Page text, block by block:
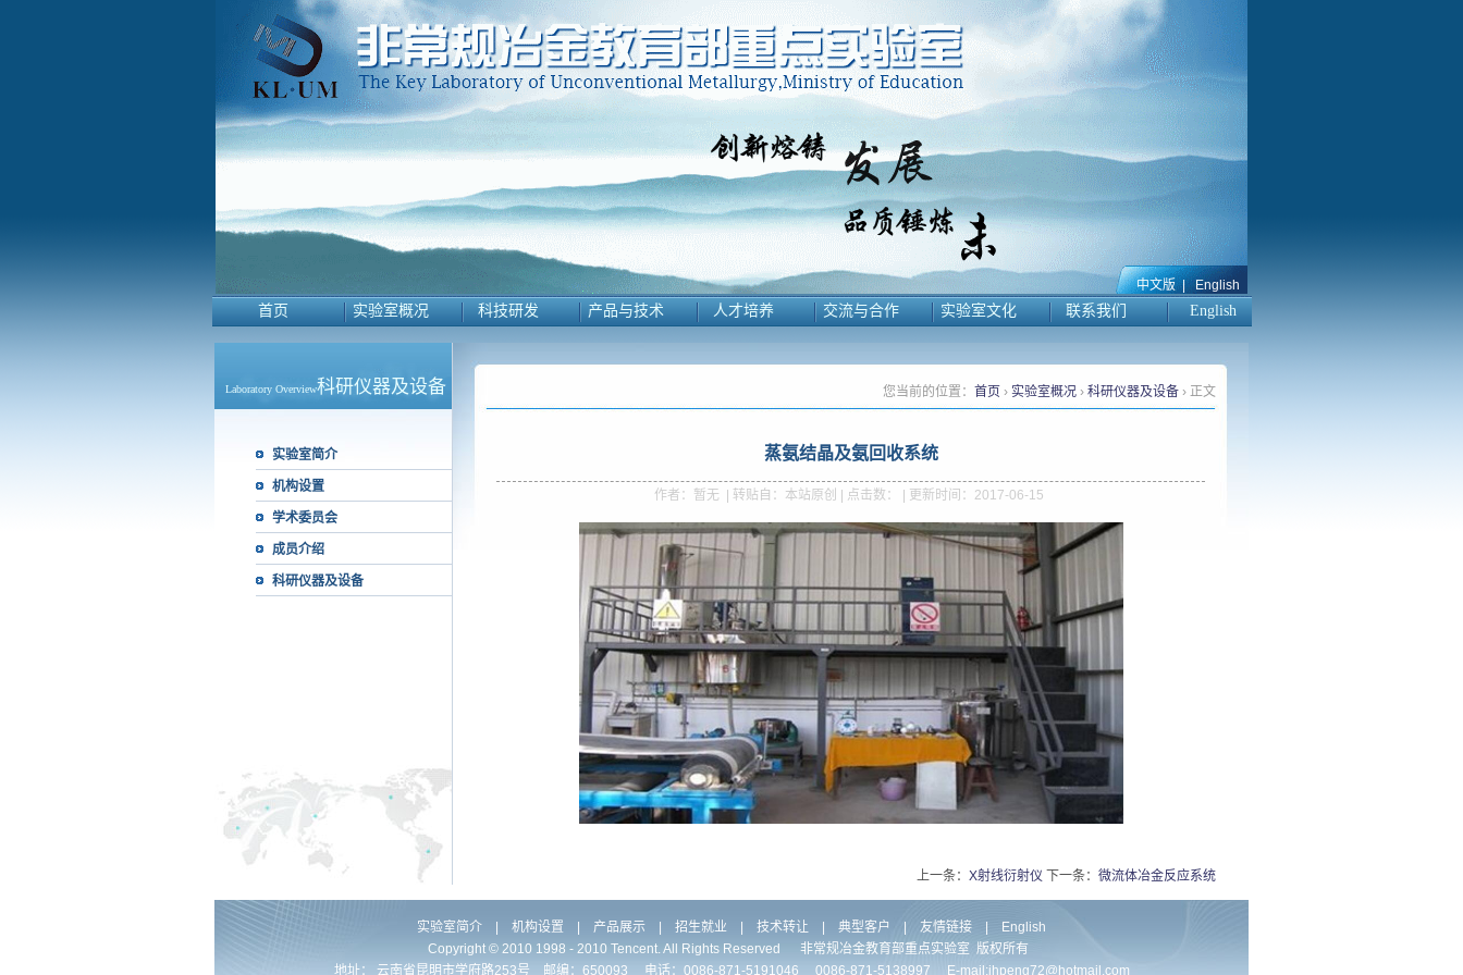
中文版| English
首页 实验室概况 科技研发 产品与技术 人才培养 交流与合作 实验室文化 联系我们 English
Laboratory Overview科研仪器及设备
实验室简介
机构设置
学术委员会
成员介绍
科研仪器及设备
您当前的位置： 首页 › 实验室概况 › 科研仪器及设备 › 正文
蒸氨结晶及氨回收系统
作者：暂无 | 转贴自：本站原创 | 点击数： | 更新时间：2017-06-15
上一条： X射线衍射仪 下一条： 微流体冶金反应系统
实验室简介 | 机构设置 | 产品展示 | 招生就业 | 技术转让 | 典型客户 | 友情链接 | English
Copyright © 2010 1998 - 2010 Tencent. All Rights Reserved 非常规冶金教育部重点实验室 版权所有
地址： 云南省昆明市学府路253号 邮编：650093 电话：0086-871-5191046 0086-871-5138997 E-mail:jhpeng72@hotmail.com